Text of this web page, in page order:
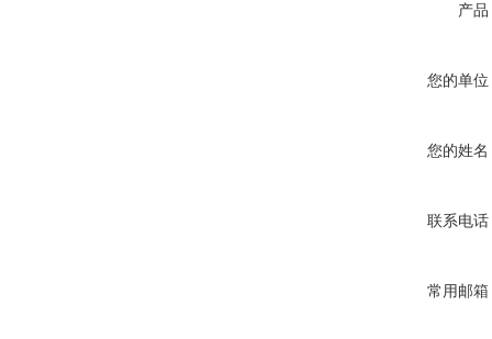
产品
您的单位
您的姓名
联系电话
常用邮箱